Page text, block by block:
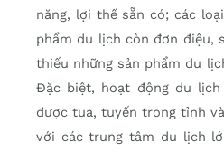
năng, lợi thế sẵn có; các
phẩm du lịch còn đơn điệu,
thiếu những sản phẩm du
Đặc biệt, hoạt động du
được tua, tuyến trong tỉnh
với các trung tâm du lịch